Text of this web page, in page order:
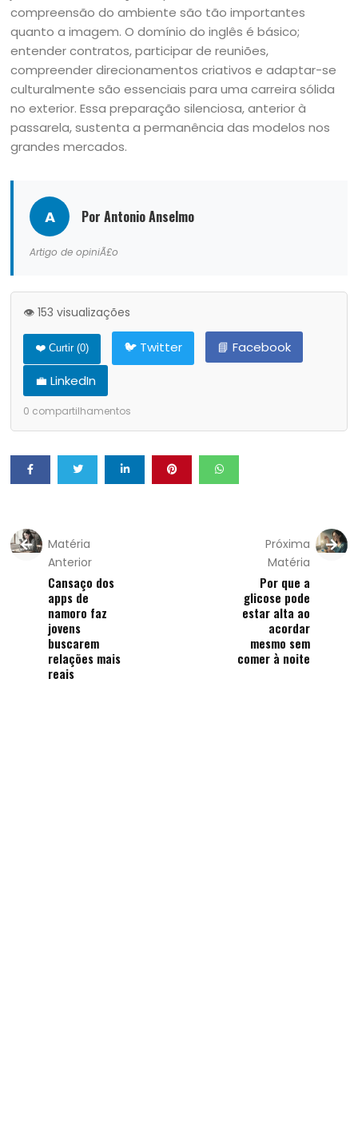
compreensão do ambiente são tão importantes
quanto a imagem. O domínio do inglês é básico;
entender contratos, participar de reuniões,
compreender direcionamentos criativos e adaptar-se
culturalmente são essenciais para uma carreira sólida
no exterior. Essa preparação silenciosa, anterior à
passarela, sustenta a permanência das modelos nos
grandes mercados.
A Por Antonio Anselmo
Artigo de opiniÃ£o
👁️ 153 visualizações
❤️ Curtir (0) 🐦 Twitter
📘 Facebook
💼 LinkedIn
0 compartilhamentos
Matéria
Anterior
Cansaço dos
apps de
namoro faz
jovens
buscarem
relações mais
reais
Próxima
Matéria
Por que a
glicose pode
estar alta ao
acordar
mesmo sem
comer à noite